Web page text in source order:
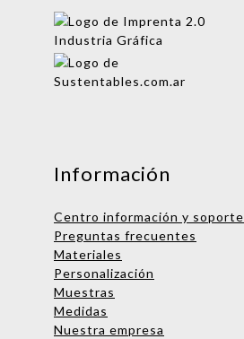
Información
Centro información y soporte
Preguntas frecuentes
Materiales
Personalización
Muestras
Medidas
Nuestra empresa
Nombre